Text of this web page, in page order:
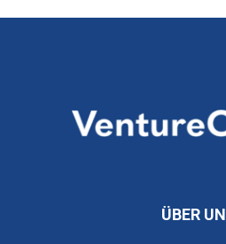
ÜBER